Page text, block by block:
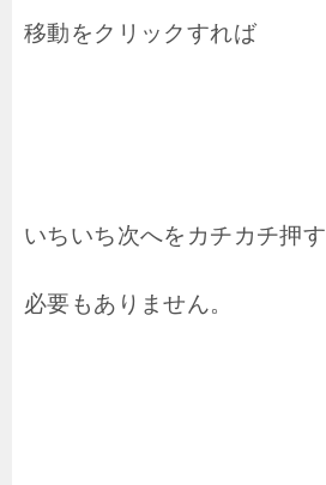
移動をクリックすれば
いちいち次へをカチカチ押す
必要もありません。